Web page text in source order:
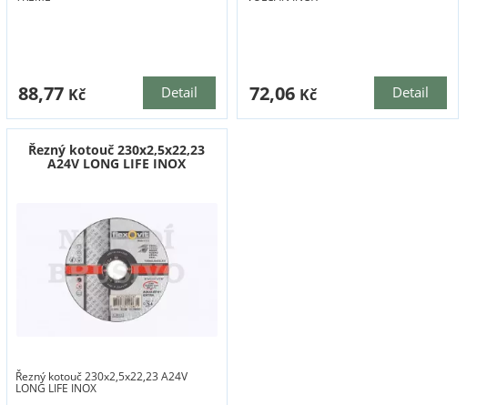
Detail
88,77 Kč Detail
72,06 Kč
Řezný kotouč 230x2,5x22,23
A24V LONG LIFE INOX
Řezný kotouč 230x2,5x22,23 A24V
LONG LIFE INOX